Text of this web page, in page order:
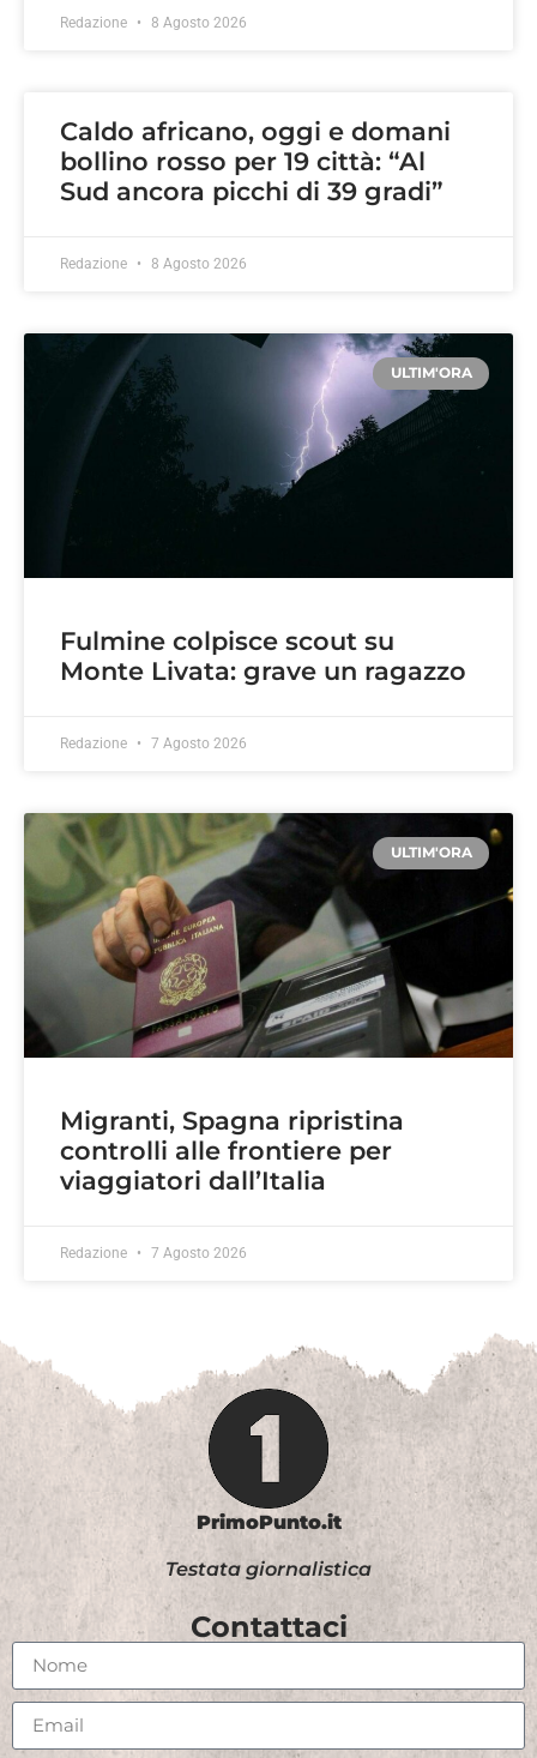
Redazione 8 Agosto 2026
Caldo africano, oggi e domani
bollino rosso per 19 città: “Al
Sud ancora picchi di 39 gradi”
Redazione 8 Agosto 2026
ULTIM'ORA
Fulmine colpisce scout su
Monte Livata: grave un ragazzo
Redazione 7 Agosto 2026
ULTIM'ORA
Migranti, Spagna ripristina
controlli alle frontiere per
viaggiatori dall’Italia
Redazione 7 Agosto 2026
PrimoPunto.it
Testata giornalistica
Contattaci